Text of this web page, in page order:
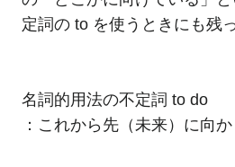
定詞の to を使うときにも残
名詞的用法の不定詞 to do
：これから先（未来）に向